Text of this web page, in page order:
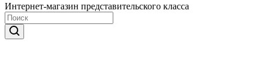
Интернет-магазин представительского класса